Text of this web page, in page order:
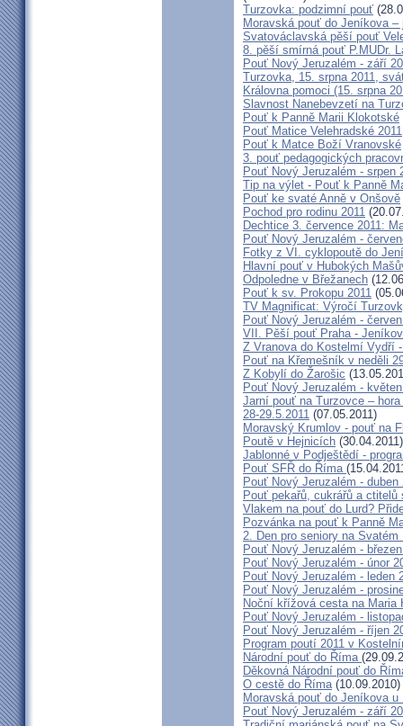
Turzovka: podzimní pouť
Moravská pouť do Jeníkova
Svatováclavská pěší pouť
8. pěší smírná pouť P.MUDr.
Pouť Nový Jeruzalém - září
Turzovka, 15. srpna 2011,
Královna pomoci (15. srpna
Slavnost Nanebevzetí na
Pouť k Panně Marii Klokotské
Pouť Matice Velehradské 2011
Pouť k Matce Boží Vranovské
3. pouť pedagogických
Pouť Nový Jeruzalém - srpen
Tip na výlet - Pouť k Panně
Pouť ke svaté Anně v Onšově
Pochod pro rodinu 2011
Dechtice 3. července 2011:
Pouť Nový Jeruzalém -
Fotky z VI. cyklopoutě do
Hlavní pouť v Hubokých
Odpoledne v Břežanech
Pouť k sv. Prokopu 2011
TV Magnificat: Výročí
Pouť Nový Jeruzalém -
VII. Pěší pouť Praha -
Z Vranova do Kostelmí Vydří
Pouť na Křemešník v neděli
Z Kobylí do Žarošic
Pouť Nový Jeruzalém -
Jarní pouť na Turzovce –
28-29.5.2011 (07.05.2011)
Moravský Krumlov - pouť na
Poutě v Hejnicích (30.04.2011)
Jablonné v Podještědí -
Pouť SFŘ do Říma
Pouť Nový Jeruzalém - duben
Pouť pekařů, cukrářů a ctitelů
Vlakem na pouť do Lurd?
Pozvánka na pouť k Panně
2. Den pro seniory na
Pouť Nový Jeruzalém -
Pouť Nový Jeruzalém - únor
Pouť Nový Jeruzalém - leden
Pouť Nový Jeruzalém -
Noční křížová cesta na Maria
Pouť Nový Jeruzalém -
Pouť Nový Jeruzalém - říjen
Program poutí 2011 v
Národní pouť do Říma
Děkovná Národní pouť do
O cestě do Říma(10.09.2010)
Moravská pouť do Jeníkova u
Pouť Nový Jeruzalém - září